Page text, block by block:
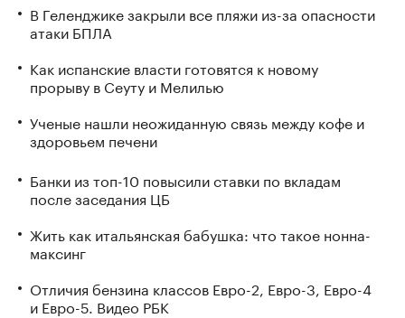
В Геленджике закрыли все пляжи из-за опасности
атаки БПЛА
Как испанские власти готовятся к новому
прорыву в Сеуту и Мелилью
Ученые нашли неожиданную связь между кофе и
здоровьем печени
Банки из топ-10 повысили ставки по вкладам
после заседания ЦБ
Жить как итальянская бабушка: что такое нонна-
максинг
Отличия бензина классов Евро-2, Евро-3, Евро-4
и Евро-5. Видео РБК